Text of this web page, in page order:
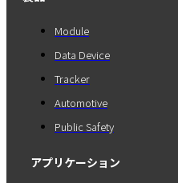
Module
Data Device
Tracker
Automotive
Public Safety
アプリケーション